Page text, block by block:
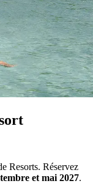
Resorts. Réservez
et mai 2027.